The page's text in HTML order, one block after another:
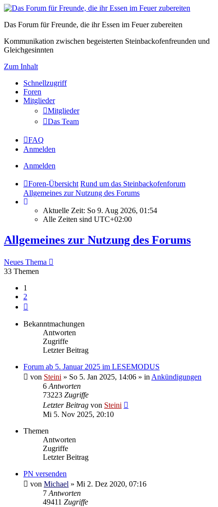
Das Forum für Freunde, die ihr Essen im Feuer zubereiten
Kommunikation zwischen begeisterten Steinbackofenfreunden und
Gleichgesinnten
Zum Inhalt
Schnellzugriff
Foren
Mitglieder
Mitglieder
Das Team
FAQ
Anmelden
Anmelden
Foren-Übersicht Rund um das Steinbackofenforum
Allgemeines zur Nutzung des Forums
Aktuelle Zeit: So 9. Aug 2026, 01:54
Alle Zeiten sind UTC+02:00
Allgemeines zur Nutzung des Forums
Neues Thema
33 Themen
1
2
Bekanntmachungen
Antworten
Zugriffe
Letzter Beitrag
Forum ab 5. Januar 2025 im LESEMODUS
von Steini » So 5. Jan 2025, 14:06 » in Ankündigungen
6 Antworten
73223 Zugriffe
Letzter Beitrag von Steini
Mi 5. Nov 2025, 20:10
Themen
Antworten
Zugriffe
Letzter Beitrag
PN versenden
von Michael » Mi 2. Dez 2020, 07:16
7 Antworten
49411 Zugriffe